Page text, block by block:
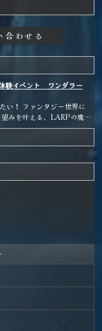
験イベント ワンダラー
い！ ファンタジー世界に
規模100人
茨城イバライド2027年1